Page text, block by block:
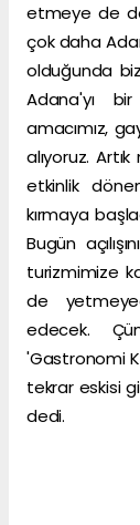
etmeye de
çok daha
olduğunda
Adana'yı
amacımız,
alıyoruz.
etkinlik
kırmaya
Bugün
turizmimize
de
edecek.
'Gastronomi
tekrar eskisi
dedi.